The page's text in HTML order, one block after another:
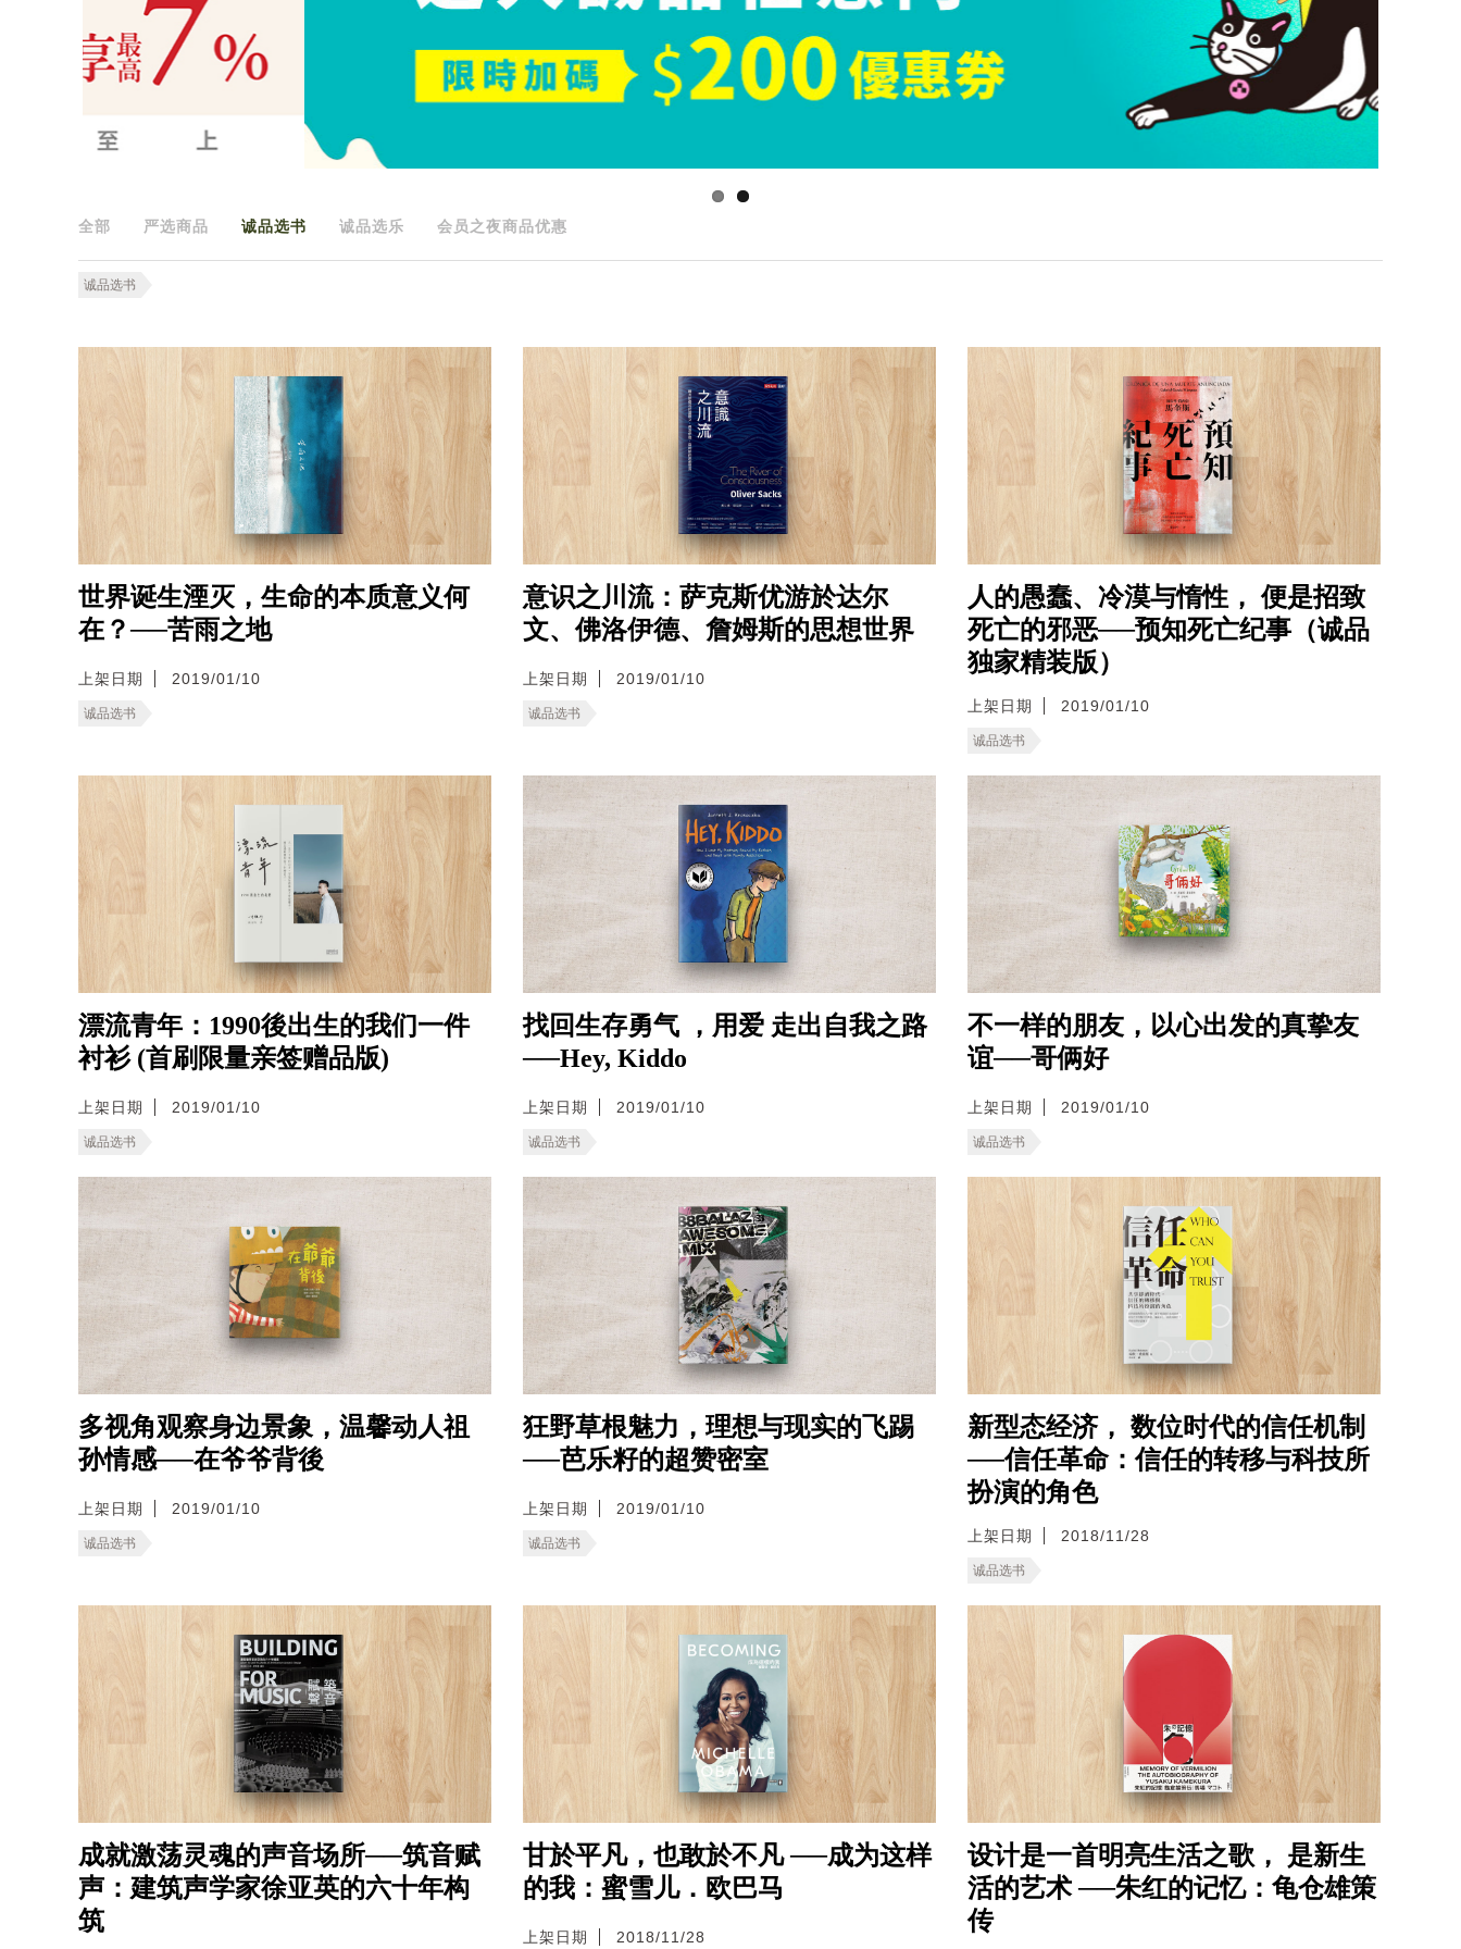
全部 严选商品 诚品选书 诚品选乐 会员之夜商品优惠
诚品选书
世界诞生湮灭，生命的本质意义何
在？──苦雨之地
上架日期 2019/01/10
诚品选书
意识之川流：萨克斯优游於达尔
文、佛洛伊德、詹姆斯的思想世界
上架日期 2019/01/10
诚品选书
人的愚蠢、冷漠与惰性， 便是招致
死亡的邪恶──预知死亡纪事（诚品
独家精装版）
上架日期 2019/01/10
诚品选书
漂流青年：1990後出生的我们一件
衬衫 (首刷限量亲签赠品版)
上架日期 2019/01/10
诚品选书
找回生存勇气 ，用爱 走出自我之路
──Hey, Kiddo
上架日期 2019/01/10
诚品选书
不一样的朋友，以心出发的真挚友
谊──哥俩好
上架日期 2019/01/10
诚品选书
多视角观察身边景象，温馨动人祖
孙情感──在爷爷背後
上架日期 2019/01/10
诚品选书
狂野草根魅力，理想与现实的飞踢
──芭乐籽的超赞密室
上架日期 2019/01/10
诚品选书
新型态经济， 数位时代的信任机制
──信任革命：信任的转移与科技所
扮演的角色
上架日期 2018/11/28
诚品选书
成就激荡灵魂的声音场所──筑音赋
声：建筑声学家徐亚英的六十年构
筑
甘於平凡，也敢於不凡 ──成为这样
的我：蜜雪儿．欧巴马
上架日期 2018/11/28
设计是一首明亮生活之歌， 是新生
活的艺术 ──朱红的记忆：龟仓雄策
传